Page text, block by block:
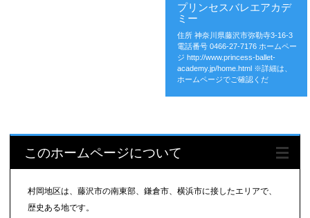
プリンセスバレエアカデ
ミー
住所 神奈川県藤沢市弥勒寺3-16-3
電話番号 0466-27-7176 ホームペー
ジ http://www.princess-ballet-
academy.jp/home.html ※詳細は、
ホームページでご確認くだ
このホームページについて
村岡地区は、藤沢市の南東部、鎌倉市、横浜市に接したエリアで、
歴史ある地です。